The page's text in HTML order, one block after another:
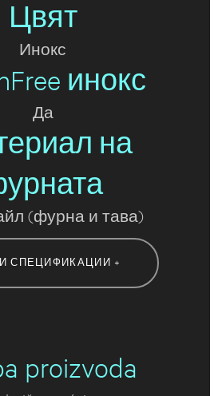
Цвят
Инокс
инокс
Да
на
(фурна и тава)
СПЕЦИФИКАЦИИ +
proizvoda